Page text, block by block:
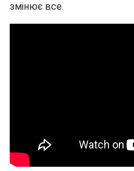
змінює все.